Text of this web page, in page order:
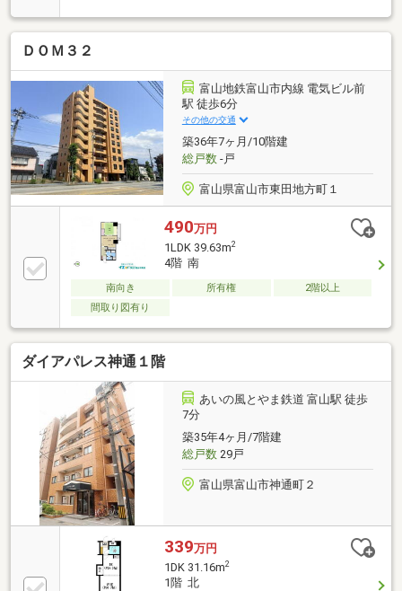
979円/月、共用視聴施設料550円/月、町内会費500円/
月、駐輪場100円～500円/月・引渡/売買契約締結後1
か月以内に可能・駐車場/10000～18000円/月（空き都
度要確認）・取引条件有効期限/2026年12月末日・
CATV/全て可
ＤＯＭ３２
富山地鉄富山市内線 電気ビル前
駅 徒歩6分
その他の交通
築36年7ヶ月/10階建
総戸数-戸
富山県富山市東田地方町１
490万円
1LDK 39.63m2
4階 南
南向き 所有権
2階以上
間取り図有り
ダイアパレス神通１階
あいの風とやま鉄道 富山駅 徒歩
7分
築35年4ヶ月/7階建
総戸数29戸
富山県富山市神通町２
339万円
1DK 31.16m2
1階 北